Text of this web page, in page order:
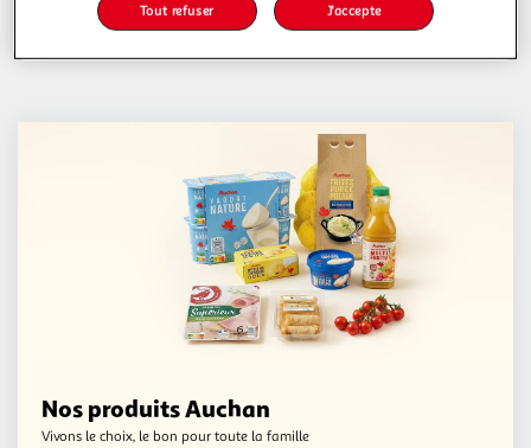
Nos produits Auchan
Vivons le choix, le bon pour toute la famille
Tout refuser J'accepte